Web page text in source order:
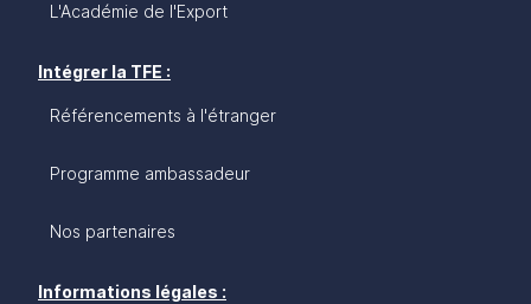
L'Académie de l'Export
Intégrer la TFE :
Référencements à l'étranger
Programme ambassadeur
Nos partenaires
Informations légales :